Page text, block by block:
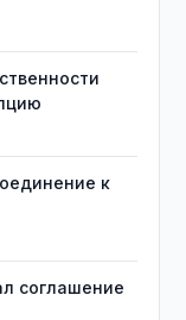
к
соглашение